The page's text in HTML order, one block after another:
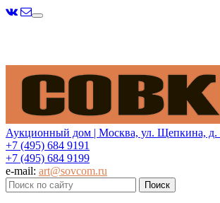
Меню
Аукционный дом | Москва, ул. Щепкина, д.
+7 (495) 684 9191
+7 (495) 684 9199
e-mail: art@sovcom.ru